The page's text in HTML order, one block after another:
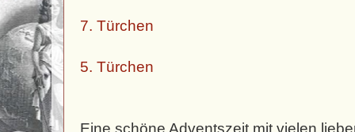
7. Türchen
5. Türchen
Eine schöne Adventszeit mit vielen